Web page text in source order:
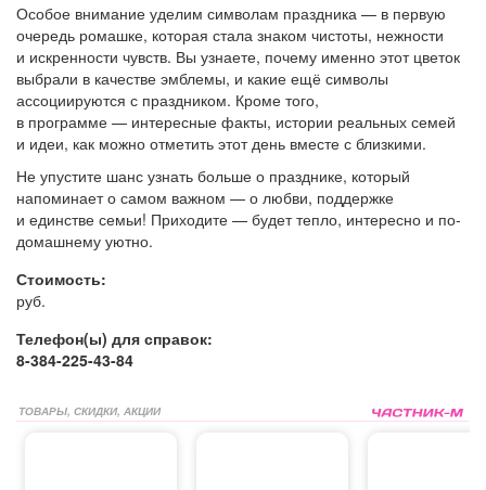
Особое внимание уделим символам праздника — в первую
очередь ромашке, которая стала знаком чистоты, нежности
и искренности чувств. Вы узнаете, почему именно этот цветок
выбрали в качестве эмблемы, и какие ещё символы
ассоциируются с праздником. Кроме того,
в программе — интересные факты, истории реальных семей
и идеи, как можно отметить этот день вместе с близкими.
Не упустите шанс узнать больше о празднике, который
напоминает о самом важном — о любви, поддержке
и единстве семьи! Приходите — будет тепло, интересно и по-
домашнему уютно.
Стоимость:
руб.
Телефон(ы) для справок:
8-384-225-43-84
ТОВАРЫ, СКИДКИ, АКЦИИ